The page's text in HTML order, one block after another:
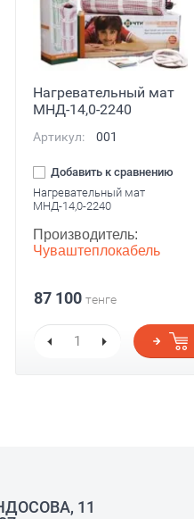
Нагревательный мат
МНД-14,0-2240
Артикул: 001
Добавить к сравнению
Нагревательный мат
МНД-14,0-2240
Производитель:
Чуваштеплокабель
87 100 тенге
11